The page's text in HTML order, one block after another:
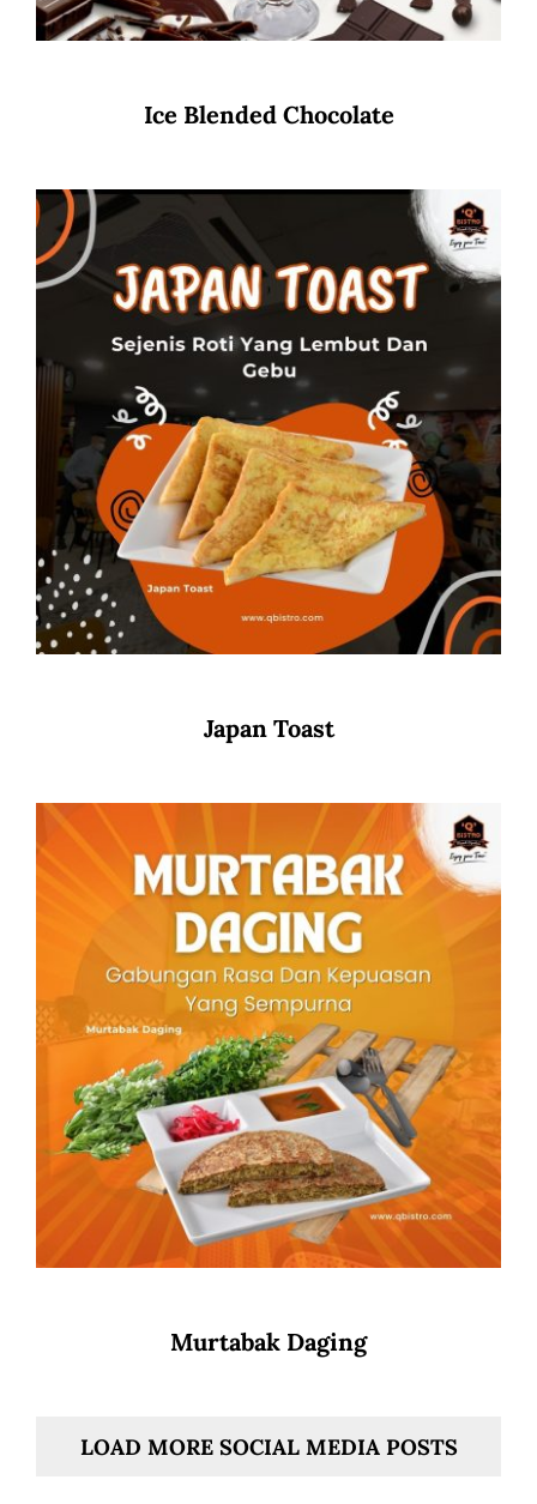
Ice Blended Chocolate
Japan Toast
Murtabak Daging
LOAD MORE SOCIAL MEDIA POSTS